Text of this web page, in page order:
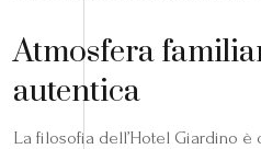
Atmosfera
autentica
La filosofia dell’Hotel Giardino